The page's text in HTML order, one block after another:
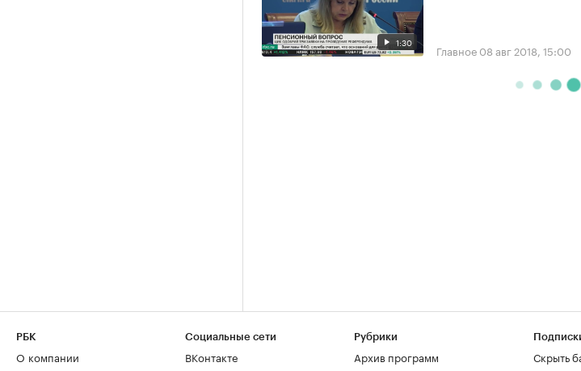
1:30 Главное 08 авг 2018, 15:00
РБК
О компании
Социальные сети
ВКонтакте
Рубрики
Архив программ
Скрыть